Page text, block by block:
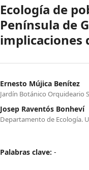
Ecología de
Península de
implicaciones
Ernesto Mújica Benítez
Jardín Botánico Orquideario
Josep Raventós Bonheví
Departamento de Ecología.
Palabras clave: -